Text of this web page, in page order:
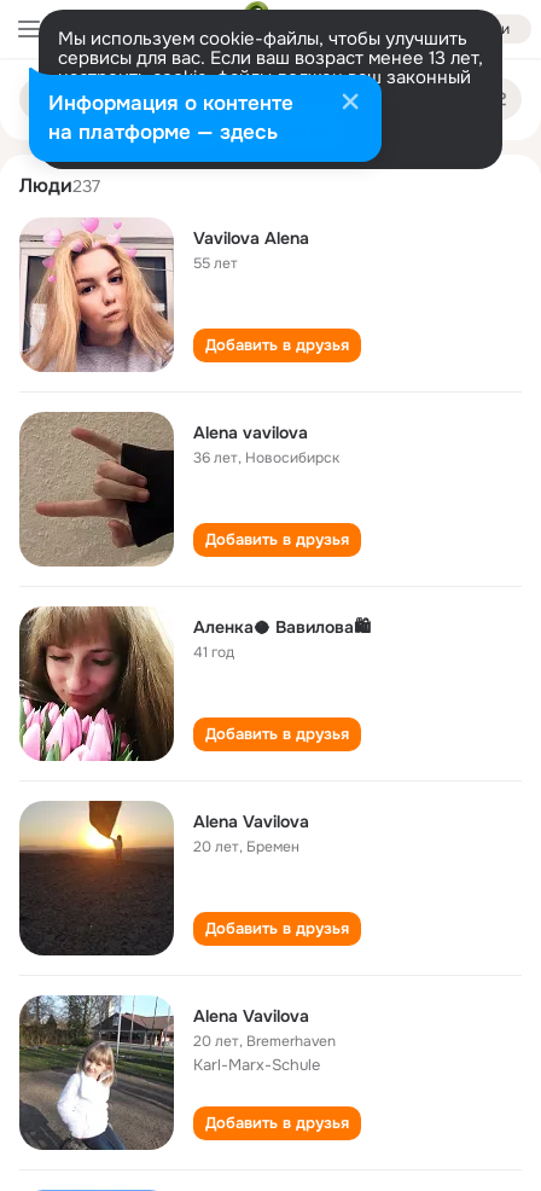
Войти
Мы используем cookie-файлы, чтобы улучшить
сервисы для вас. Если ваш возраст менее 13 лет,
настроить cookie-файлы должен ваш законный
представитель. Больше информации
Разрешить все Настроить
Поиск
людям
alena vavilova
Люди237
Vavilova Alena
55 лет
Добавить в друзья
Alena vavilova
36 лет, Новосибирск
Добавить в друзья
Аленка🥥 Вавилова🛍️
41 год
Добавить в друзья
Alena Vavilova
20 лет, Бремен
Добавить в друзья
Alena Vavilova
20 лет, Bremerhaven
Karl-Marx-Schule
Добавить в друзья
Информация о контенте
на платформе — здесь